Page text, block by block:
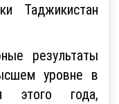
Таджикистан
результаты
уровне в
этого года,